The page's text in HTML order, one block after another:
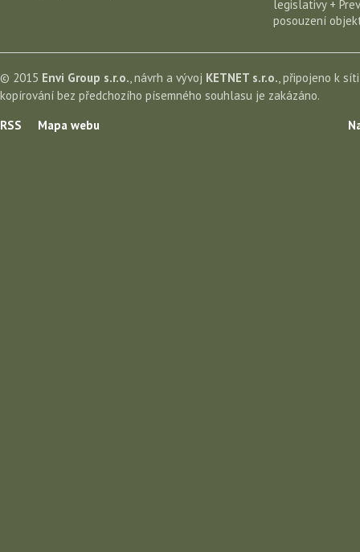
legislativy +
posouzení
© 2015 Envi Group s.r.o., návrh a vývoj KETNET s.r.o., připojeno k
kopírování bez předchozího písemného souhlasu je zakázáno.
RSS
Mapa webu